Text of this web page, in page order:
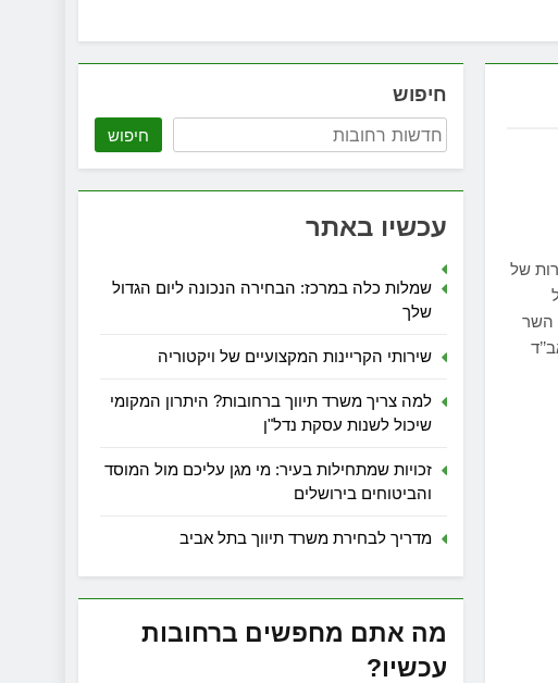
של
השר
חיפוש
חיפוש
עכשיו באתר
שמלות כלה במרכז: הבחירה הנכונה ליום הגדול
שלך
שירותי הקריינות המקצועיים של ויקטוריה
למה צריך משרד תיווך ברחובות? היתרון המקומי
שיכול לשנות עסקת נדל"ן
זכויות שמתחילות בעיר: מי מגן עליכם מול המוסד
והביטוחים בירושלים
מדריך לבחירת משרד תיווך בתל אביב
מה אתם מחפשים ברחובות
עכשיו?